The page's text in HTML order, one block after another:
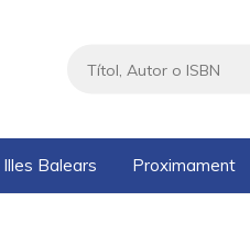
Balears Proximament